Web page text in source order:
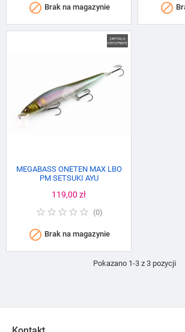
 Brak na magazynie 
MEGABASS ONETEN MAX LBO
PM SETSUKI AYU
Cena
119,00 zł
(0)
 Brak na magazynie
Pokazano 1-3 z 3 pozycji